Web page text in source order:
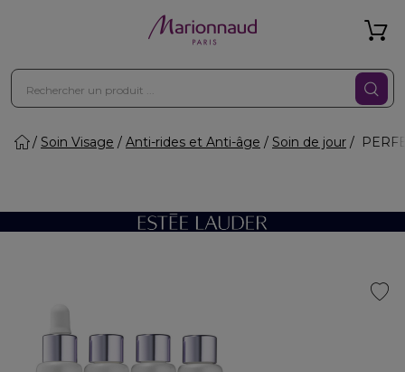
Soin Visage Anti-rides et Anti-âge Soin de jour